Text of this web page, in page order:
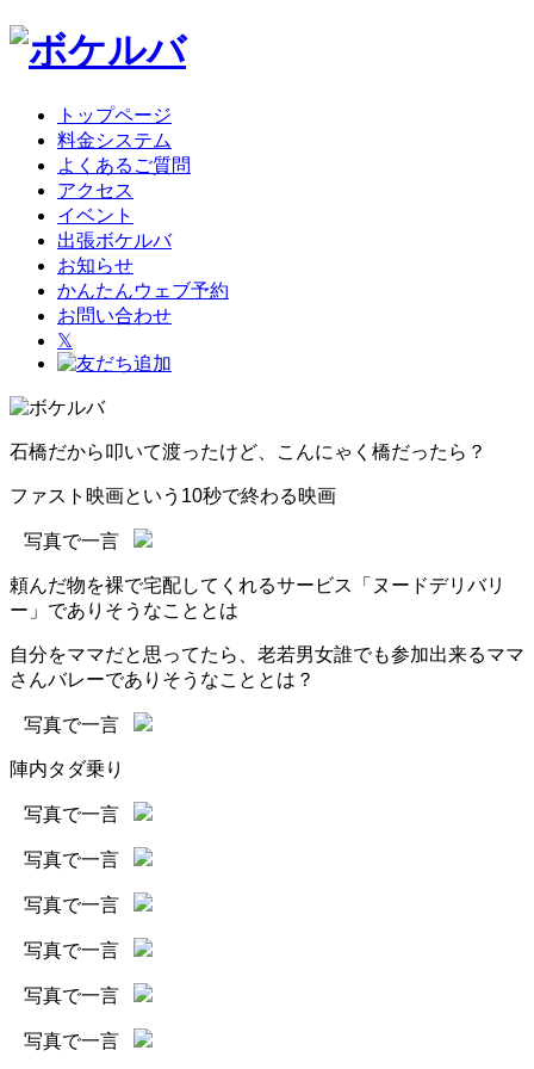
トップページ
料金システム
よくあるご質問
アクセス
イベント
出張ボケルバ
お知らせ
かんたんウェブ予約
お問い合わせ
𝕏
石橋だから叩いて渡ったけど、こんにゃく橋だったら？
ファスト映画という10秒で終わる映画
写真で一言
頼んだ物を裸で宅配してくれるサービス「ヌードデリバリ
ー」でありそうなこととは
自分をママだと思ってたら、老若男女誰でも参加出来るママ
さんバレーでありそうなこととは？
写真で一言
陣内タダ乗り
写真で一言
写真で一言
写真で一言
写真で一言
写真で一言
写真で一言